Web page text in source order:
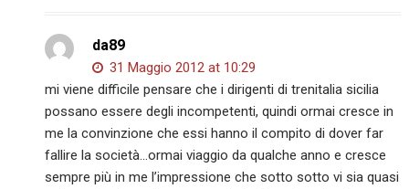
da89
31 Maggio 2012 at 10:29
mi viene difficile pensare che i dirigenti di trenitalia sicilia
possano essere degli incompetenti, quindi ormai cresce in
me la convinzione che essi hanno il compito di dover far
fallire la società…ormai viaggio da qualche anno e cresce
sempre più in me l’impressione che sotto sotto vi sia quasi